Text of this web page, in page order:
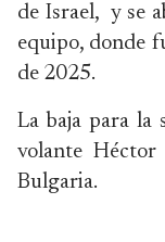
de Israel, y se
equipo, donde
de 2025.
La baja para la
volante
Bulgaria.